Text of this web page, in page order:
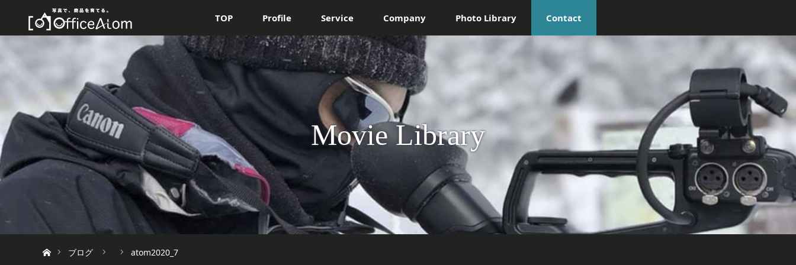
TOP Profile Service Company Photo Library Contact
Movie Library
ブログ
atom2020_7